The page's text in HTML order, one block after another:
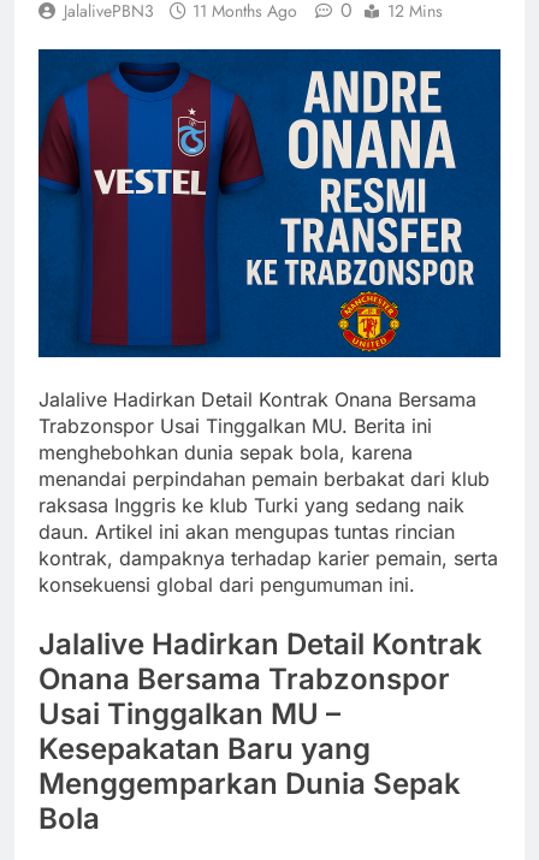
JalalivePBN3 11 Months Ago 0 12 Mins
Jalalive Hadirkan Detail Kontrak Onana Bersama
Trabzonspor Usai Tinggalkan MU. Berita ini
menghebohkan dunia sepak bola, karena
menandai perpindahan pemain berbakat dari klub
raksasa Inggris ke klub Turki yang sedang naik
daun. Artikel ini akan mengupas tuntas rincian
kontrak, dampaknya terhadap karier pemain, serta
konsekuensi global dari pengumuman ini.
Jalalive Hadirkan Detail Kontrak
Onana Bersama Trabzonspor
Usai Tinggalkan MU –
Kesepakatan Baru yang
Menggemparkan Dunia Sepak
Bola